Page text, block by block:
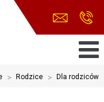
> Rodzice > Dla rodziców